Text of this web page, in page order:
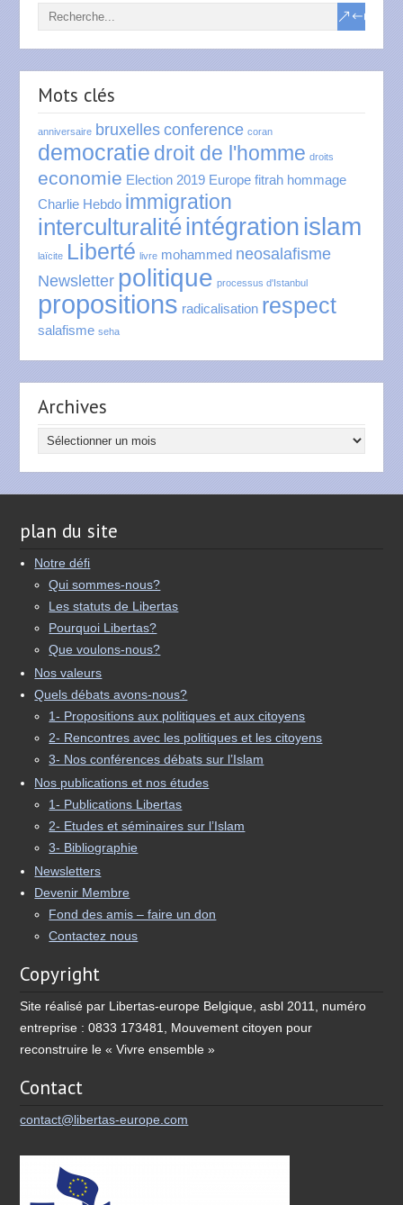
Mots clés
anniversaire bruxelles conference coran
democratie droit de l'homme droits
economie Election 2019 Europe fitrah hommage
Charlie Hebdo immigration
interculturalitéintégration islam
laïcite Liberté livre mohammed neosalafisme
Newsletter politique processus d'Istanbul
propositions radicalisation respect
salafisme seha
Archives
Archives
plan du site
Notre défi
Qui sommes-nous?
Les statuts de Libertas
Pourquoi Libertas?
Que voulons-nous?
Nos valeurs
Quels débats avons-nous?
1- Propositions aux politiques et aux citoyens
2- Rencontres avec les politiques et les citoyens
3- Nos conférences débats sur l’Islam
Nos publications et nos études
1- Publications Libertas
2- Etudes et séminaires sur l’Islam
3- Bibliographie
Newsletters
Devenir Membre
Fond des amis – faire un don
Contactez nous
Copyright
Site réalisé par Libertas-europe Belgique, asbl 2011, numéro
entreprise : 0833 173481, Mouvement citoyen pour
reconstruire le « Vivre ensemble »
Contact
contact@libertas-europe.com